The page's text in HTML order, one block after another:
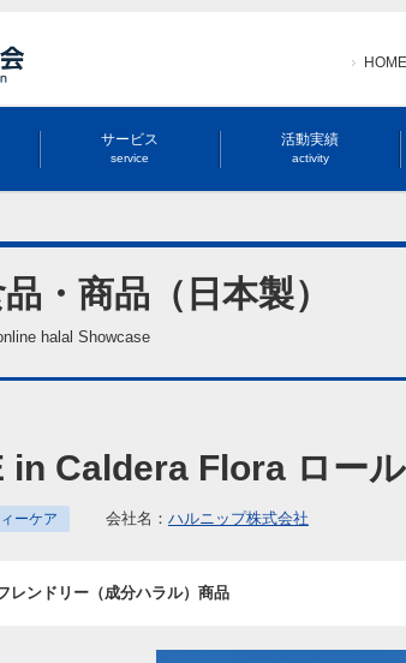
HOME
サービス
service
活動実績
activity
・商品（日本製）
halal Showcase
in Caldera Flora ロー
ーケア 会社名： ハルニップ株式会社
レンドリー（成分ハラル）商品